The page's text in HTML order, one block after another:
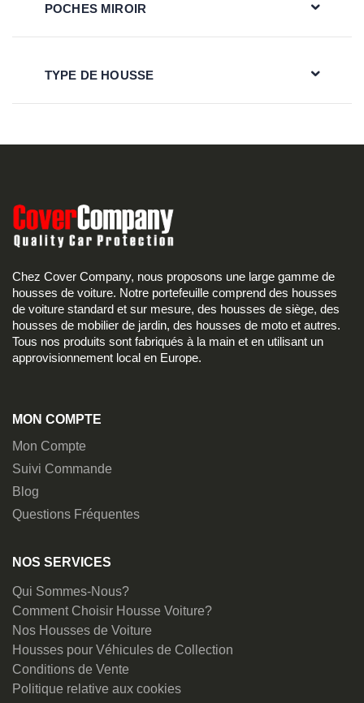
POCHES MIROIR
TYPE DE HOUSSE
Chez Cover Company, nous proposons une large gamme de
housses de voiture. Notre portefeuille comprend des housses
de voiture standard et sur mesure, des housses de siège, des
housses de mobilier de jardin, des housses de moto et autres.
Tous nos produits sont fabriqués à la main et en utilisant un
approvisionnement local en Europe.
MON COMPTE
Mon Compte
Suivi Commande
Blog
Questions Fréquentes
NOS SERVICES
Qui Sommes-Nous?
Comment Choisir Housse Voiture?
Nos Housses de Voiture
Housses pour Véhicules de Collection
Conditions de Vente
Politique relative aux cookies